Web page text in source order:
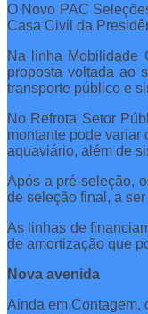
O Novo PAC
Casa Civil da
Na linha Mobilidade
proposta voltada ao
transporte público e
No Refrota Setor
montante pode variar
aquaviário, além de
Após a pré-seleção,
de seleção final, a
As linhas de
de amortização que
Nova avenida
Ainda em Contagem,